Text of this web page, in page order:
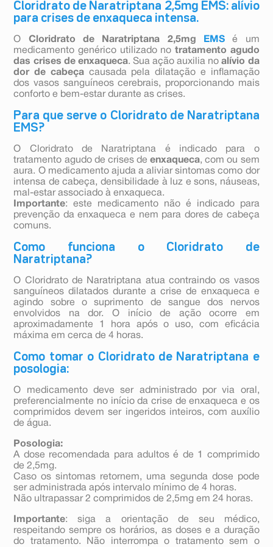
Cloridrato de Naratriptana 2,5mg EMS: alívio
para crises de enxaqueca intensa.
O Cloridrato de Naratriptana 2,5mg EMS
é um
medicamento genérico utilizado no tratamento agudo
das crises de enxaqueca. Sua ação auxilia noalívio da
dor de cabeça causada pela dilatação e inflamação
dos vasos sanguíneos cerebrais, proporcionando mais
conforto e bem-estar durante as crises.
Para que serve o Cloridrato de Naratriptana
EMS?
O Cloridrato de Naratriptana é indicado para o
tratamento agudo de crises deenxaqueca, com ou sem
aura. O medicamento ajuda a aliviar sintomas como dor
intensa de cabeça, densibilidade à luz e sons, náuseas,
mal-estar associado à enxaqueca.
Importante: este medicamento não é indicado para
prevenção da enxaqueca e nem para dores de cabeça
comuns.
Como funciona o Cloridrato de
Naratriptana?
O Cloridrato de Naratriptana atua contraindo os vasos
sanguíneos dilatados durante a crise de enxaqueca e
agindo sobre o suprimento de sangue dos nervos
envolvidos na dor. O início de ação ocorre em
aproximadamente 1 hora após o uso, com eficácia
máxima em cerca de 4 horas.
Como tomar o Cloridrato de Naratriptana e
posologia:
O medicamento deve ser administrado por via oral,
preferencialmente no início da crise de enxaqueca e os
comprimidos devem ser ingeridos inteiros, com auxílio
de água.
Posologia:
A dose recomendada para adultos é de 1 comprimido
de 2,5mg.
Caso os sintomas retornem, uma segunda dose pode
ser administrada após intervalo mínimo de 4 horas.
Não ultrapassar 2 comprimidos de 2,5mg em 24 horas.
Importante: siga a orientação de seu médico,
respeitando sempre os horários, as doses e a duração
do tratamento. Não interrompa o tratamento sem o